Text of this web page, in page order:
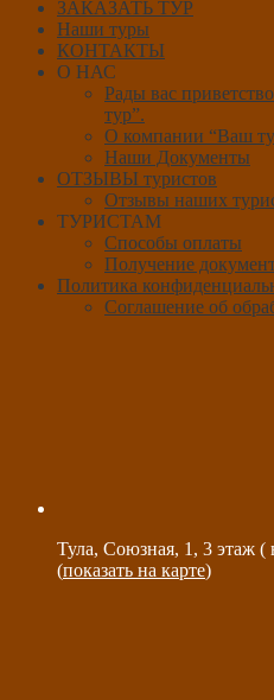
ЗАКАЗАТЬ ТУР
Наши туры
КОНТАКТЫ
О НАС
Рады вас
тур”.
О компании “Ваш
Наши Документы
ОТЗЫВЫ туристов
Отзывы наших
ТУРИСТАМ
Способы оплаты
Получение
Политика
Соглашение об
Тула, Союзная, 1, 3 этаж (
(показать на карте)